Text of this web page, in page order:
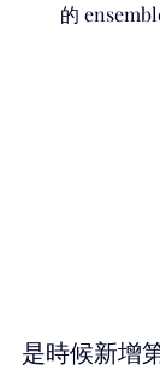
的
是時候新增